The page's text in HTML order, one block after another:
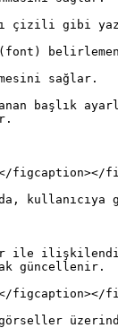
çizili gibi
sağlar.
başlık
figcaption></
ile
güncellenir.
figcaption></